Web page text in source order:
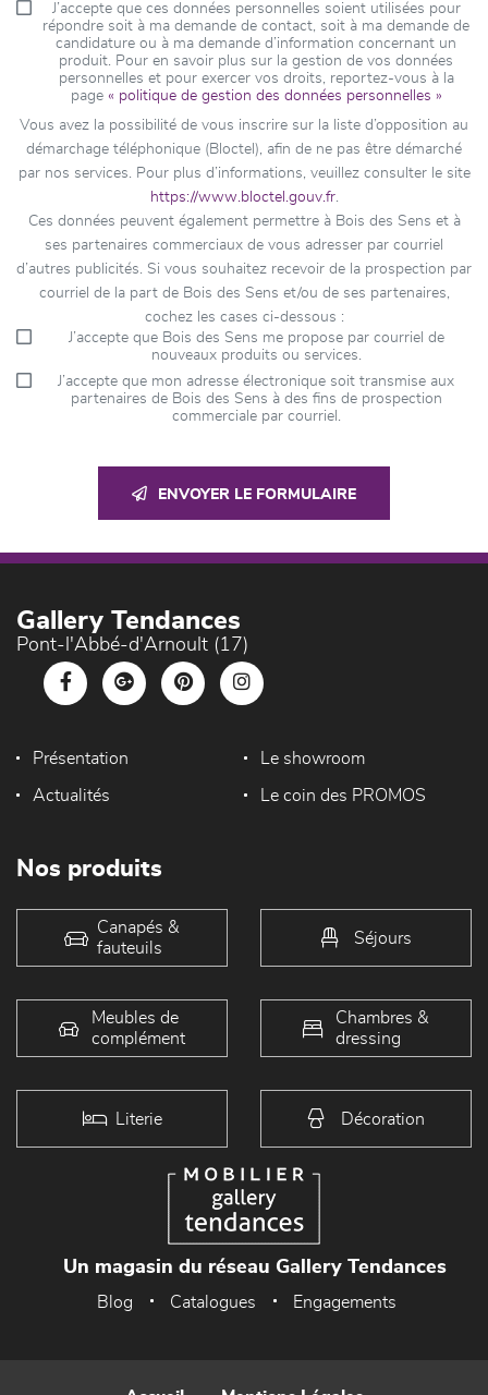
J’accepte que ces données personnelles soient utilisées pour
répondre soit à ma demande de contact, soit à ma demande de
candidature ou à ma demande d’information concernant un
produit. Pour en savoir plus sur la gestion de vos données
personnelles et pour exercer vos droits, reportez-vous à la
page « politique de gestion des données personnelles »
Vous avez la possibilité de vous inscrire sur la liste d’opposition au
démarchage téléphonique (Bloctel), afin de ne pas être démarché
par nos services. Pour plus d’informations, veuillez consulter le site
https://www.bloctel.gouv.fr.
Ces données peuvent également permettre à Bois des Sens et à
ses partenaires commerciaux de vous adresser par courriel
d’autres publicités. Si vous souhaitez recevoir de la prospection par
courriel de la part de Bois des Sens et/ou de ses partenaires,
cochez les cases ci-dessous :
J’accepte que Bois des Sens me propose par courriel de
nouveaux produits ou services.
J’accepte que mon adresse électronique soit transmise aux
partenaires de Bois des Sens à des fins de prospection
commerciale par courriel.
ENVOYER LE FORMULAIRE
Gallery Tendances
Pont-l'Abbé-d'Arnoult (17)
Présentation Le showroom
Actualités Le coin des PROMOS
Nos produits
Canapés &
fauteuils
Séjours
Meubles de
complément
Chambres &
dressing
Literie Décoration
Un magasin du réseau Gallery Tendances
Blog Catalogues Engagements